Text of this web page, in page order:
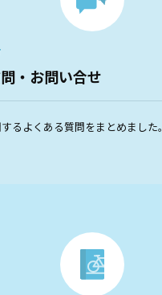
・お問い合せ
るよくある質問をまとめました。